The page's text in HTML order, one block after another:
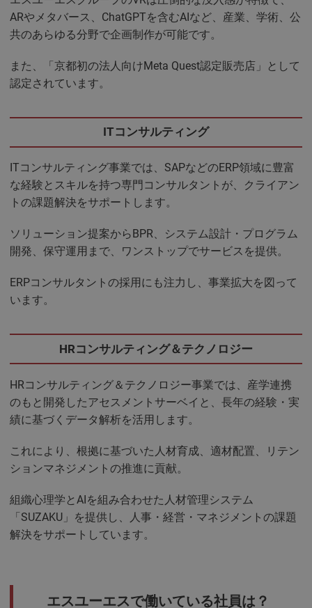
ARやメタバース、ChatGPTを含むAIなど、産業、学術、公
共のあらゆる分野で企画制作が可能です。
また、「京都初の法人向けMeta Quest認定販売店」として
認定されています。
ITコンサルティング
ITコンサルティング事業では、SAPなどのERP領域に豊富
な経験とスキルを持つ専門コンサルタントが、クライアン
トの課題解決をサポートします。
ソリューション提案からBPR、システム設計・プログラム
開発、保守運用まで、ワンストップでサービスを提供。
ERPコンサルタントの採用にも注力し、事業拡大を図って
います。
HRコンサルティング＆テクノロジー
HRコンサルティング＆テクノロジー事業では、産学連携
のもと開発したアセスメントサーベイと、長年の経験・実
績に基づくデータ解析を活用します。
これにより、根拠に基づいた人材育成、適材配置、リテン
ションマネジメントの推進に貢献。
組織心理学とAIを組み合わせた人材管理システム
「SUZAKU」を提供し、人事・経営・マネジメントの課題
解決をサポートしています。
エスユーエスで働いている社員は？